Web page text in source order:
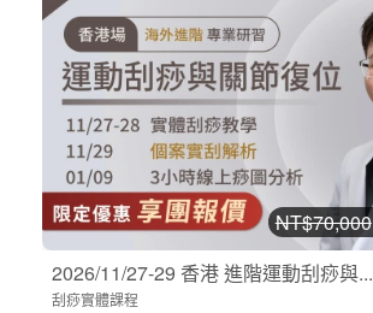
NT$70,000
2026/11/27-29 香港 進階運動刮痧與...
刮痧實體課程